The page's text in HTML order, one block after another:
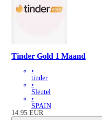
Tinder Gold 1 Maand
•
tinder
•
Sleutel
•
SPAIN
14.95 EUR